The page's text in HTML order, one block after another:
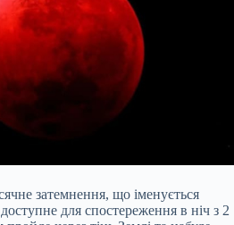
затемнення, що іменується
для спостереження в ніч з 2